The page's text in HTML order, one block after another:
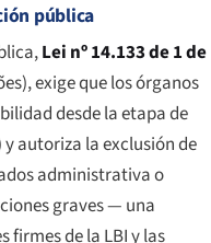
pública
Lei nº 14.133 de 1 de
), exige que los órganos
desde la etapa de
autoriza la exclusión de
administrativa o
graves — una
firmes de la LBI y las